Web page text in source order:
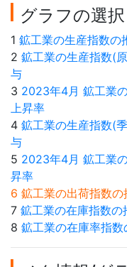
グラフの選択
1 鉱工業の生産指数の
2 鉱工業の生産指数(
与
3 2023年4月 鉱工業
上昇率
4 鉱工業の生産指数(
与
5 2023年4月 鉱工業
昇率
6 鉱工業の出荷指数
7 鉱工業の在庫指数の
8 鉱工業の在庫率指数